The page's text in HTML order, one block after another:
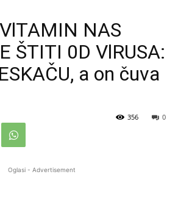
NAS
ŠTITI 0D VlRUSA:
a on čuva
0
356
Oglasi - Advertisement